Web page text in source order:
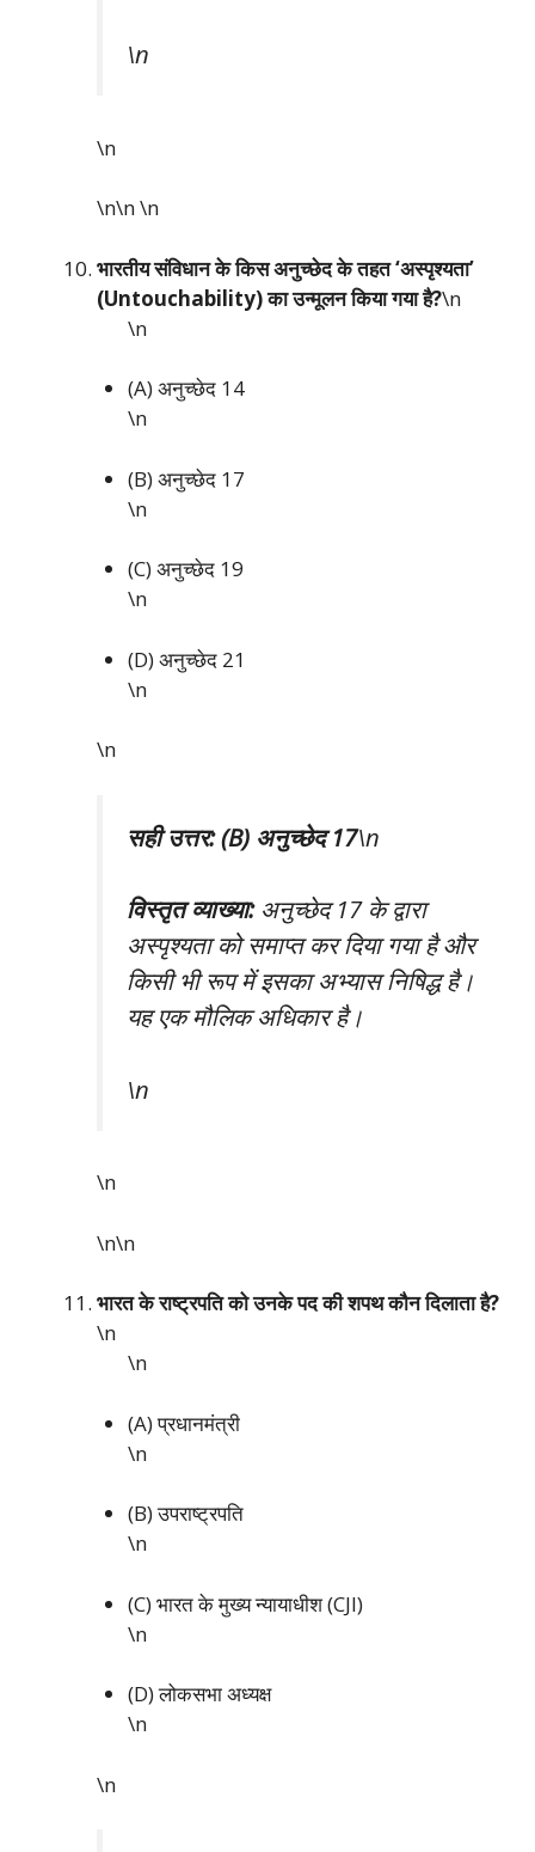
\n
\n
\n\n\n
भारतीय संविधान के किस अनुच्छेद के तहत ‘अस्पृश्यता’
(Untouchability) का उन्मूलन किया गया है?\n
\n
(A) अनुच्छेद 14
\n
(B) अनुच्छेद 17
\n
(C) अनुच्छेद 19
\n
(D) अनुच्छेद 21
\n
\n
सही उत्तर: (B) अनुच्छेद 17\n
विस्तृत व्याख्या:अनुच्छेद 17 के द्वारा
अस्पृश्यता को समाप्त कर दिया गया है और
किसी भी रूप में इसका अभ्यास निषिद्ध है।
यह एक मौलिक अधिकार है।
\n
\n
\n\n
भारत के राष्ट्रपति को उनके पद की शपथ कौन दिलाता है?
\n
\n
(A) प्रधानमंत्री
\n
(B) उपराष्ट्रपति
\n
(C) भारत के मुख्य न्यायाधीश (CJI)
\n
(D) लोकसभा अध्यक्ष
\n
\n